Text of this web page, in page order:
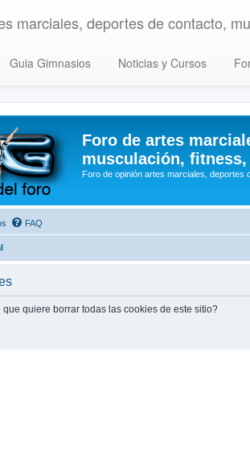
marciales, deportes de contacto,
Guia Gimnasios Noticias y Cursos
Foro de artes
musculación, fitness,
Foro de opinión artes marciales,
FAQ
que quiere borrar todas las cookies de este sitio?